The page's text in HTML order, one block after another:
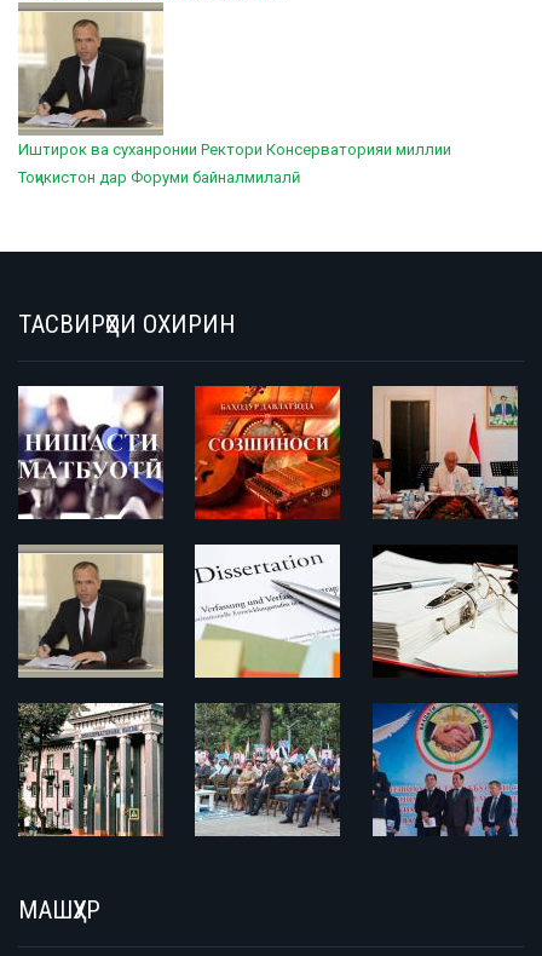
Иштирок ва суханронии Ректори Консерваторияи миллии
Тоҷикистон дар Форуми байналмилалӣ
ТАСВИРҲОИ ОХИРИН
МАШҲУР